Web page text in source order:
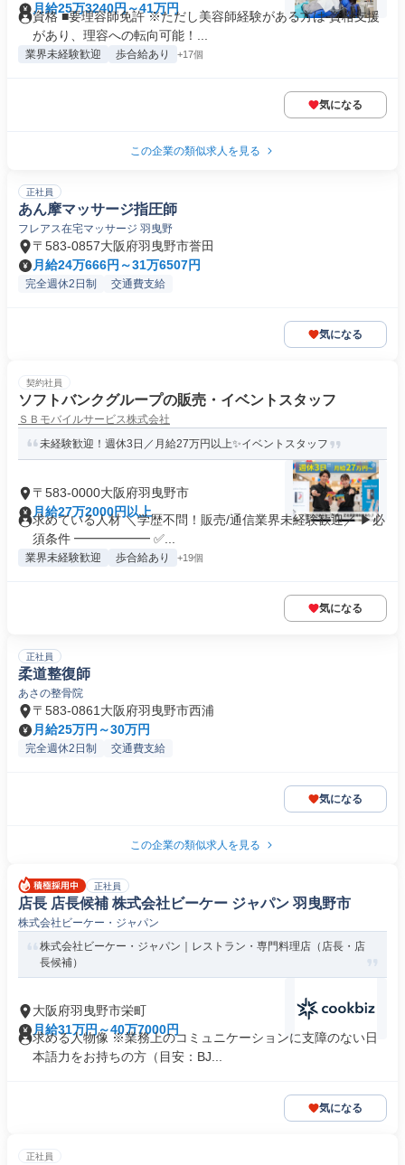
月給25万3240円～41万円
資格 ■要理容師免許 ※ただし美容師経験がある方は 資格支援
があり、理容への転向可能！...
業界未経験歓迎 歩合給あり +17個
気になる
この企業の類似求人を見る
正社員
あん摩マッサージ指圧師
フレアス在宅マッサージ 羽曳野
〒583-0857大阪府羽曳野市誉田
月給24万666円～31万6507円
完全週休2日制 交通費支給
気になる
契約社員
ソフトバンクグループの販売・イベントスタッフ
ＳＢモバイルサービス株式会社
未経験歓迎！週休3日／月給27万円以上✨イベントスタッフ
〒583-0000大阪府羽曳野市
月給27万2000円以上
求めている人材 ＼学歴不問！販売/通信業界未経験歓迎／ ▶必
須条件 ━━━━━━ ✅...
業界未経験歓迎 歩合給あり +19個
気になる
正社員
柔道整復師
あさの整骨院
〒583-0861大阪府羽曳野市西浦
月給25万円～30万円
完全週休2日制 交通費支給
気になる
この企業の類似求人を見る
正社員
店長 店長候補 株式会社ビーケー ジャパン 羽曳野市
株式会社ビーケー・ジャパン
株式会社ビーケー・ジャパン｜レストラン・専門料理店（店長・店
長候補）
大阪府羽曳野市栄町
月給31万円～40万7000円
求める人物像 ※業務上のコミュニケーションに支障のない日
本語力をお持ちの方（目安：BJ...
気になる
正社員